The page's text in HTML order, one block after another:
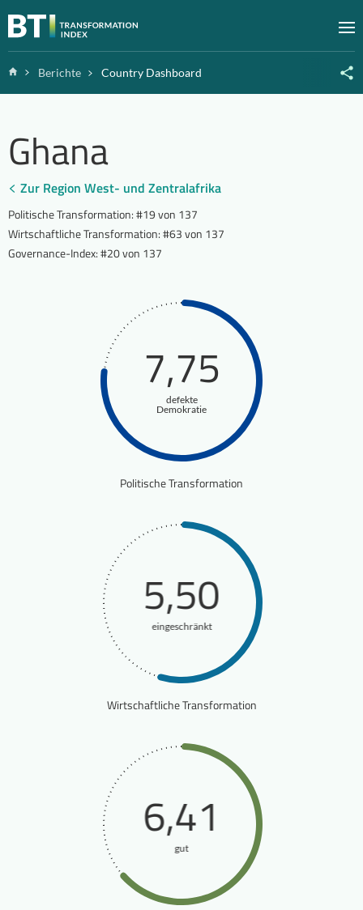
Zum Inhalt springen
HomeBerichte Country Dashboard
Ghana
Zur Region West- und Zentralafrika
Politische Transformation:#19 von 137
Wirtschaftliche Transformation:#63 von 137
Governance-Index:#20 von 137
7,75
defekte
Demokratie
Politische Transformation
5,50
eingeschränkt
Wirtschaftliche Transformation
6,41
gut